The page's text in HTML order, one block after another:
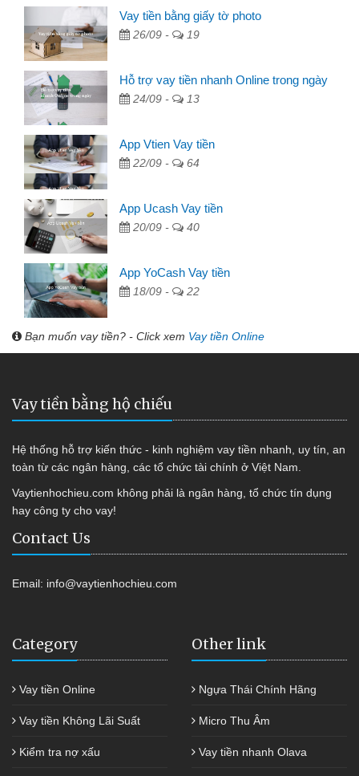
Vay tiền bằng giấy tờ photo
26/09 - 19
Hỗ trợ vay tiền nhanh Online trong ngày
24/09 - 13
App Vtien Vay tiền
22/09 - 64
App Ucash Vay tiền
20/09 - 40
App YoCash Vay tiền
18/09 - 22
Bạn muốn vay tiền? - Click xem Vay tiền Online
Vay tiền bằng hộ chiếu
Hệ thống hỗ trợ kiến thức - kinh nghiệm vay tiền nhanh, uy tín, an
toàn từ các ngân hàng, các tổ chức tài chính ở Việt Nam.
Vaytienhochieu.com không phải là ngân hàng, tổ chức tín dụng
hay công ty cho vay!
Contact Us
Email: info@vaytienhochieu.com
Category
Vay tiền Online
Vay tiền Không Lãi Suất
Kiểm tra nợ xấu
Other link
Ngựa Thái Chính Hãng
Micro Thu Âm
Vay tiền nhanh Olava